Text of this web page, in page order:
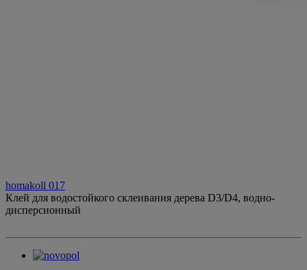
homakoll 017
Клей для водостойкого склеивания дерева D3/D4, водно-
дисперсионный